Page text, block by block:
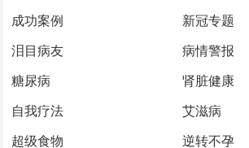
成功案例
新冠专题
泪目病友
病情警报
糖尿病
肾脏健康
自我疗法
艾滋病
超级食物
逆转不孕